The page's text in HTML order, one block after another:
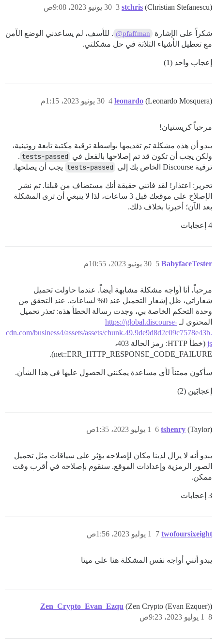
stchris (Christian Stefanescu) 30 يونيو 2023، 9:08ص 3
شكراً على الإشارة @pfaffman . للأسف، لم يساعدني الوضع الآمن
مع تعطيل الأشياء الثلاثة في حل مشكلتي.
إعجاب واحد (1)
leonardo (Leonardo Mosquera) 30 يونيو 2023، 1:15م 4
مرحباً كريستيان!
يبدو أن هذه مشكلة تم تقديمها بواسطة ترقية مكتبة تابعة روتينية،
ولكن يجب أن تكون قد تم إصلاحها بالفعل في tests-passed
.
ترقية Discourse الخاص بك إلى
tests-passed يجب أن يصلحها.
تحرير: اعتذار! لقد فاتني حقيقة أنك مستضاف من قبلنا. تم نشر
الإصلاح على موقعك قبل 3 ساعات، لذا لا ينبغي أن ترى المشكلة
بعد الآن؛ أخبرنا بخلاف ذلك.
4 إعجابات
BabyfaceTester 30 يونيو 2023، 10:55م 5
مرحباً، أنا أواجه مشكلة مشابهة أيضاً. عندما حاولت تحميل
شعاراتي، ظل إشعار التحميل عند 0% لساعات. عند التحقق من
وحدة التحكم الخاصة بي، وجدت رسالة الخطأ هذه: تعذر تحميل
المحتوى لـ https://global.discourse-
cdn.com/business4/assets/assets/chunk.49.9de9d8d2c09c7578e43b.
js
(خطأ HTTP: رمز الحالة 403،
net::ERR_HTTP_RESPONSE_CODE_FAILURE).
سأكون ممتناً لأي مساعدة يمكنني الحصول عليها في هذا الشأن.
إعجابَين (2)
tshenry (Taylor) 1 يوليو 2023، 1:35ص 6
يبدو أنه لا يزال لدينا مكان لإصلاحه يؤثر على سياقات مثل تحميل
الصور الرمزية وإعدادات الموقع. سنقوم بإصلاحه في أقرب وقت
ممكن.
3 إعجابات
twofoursixeight 1 يوليو 2023، 1:56ص 7
يبدو أنني أواجه نفس المشكلة هنا على ميتا
Zen_Crypto_Evan_Ezqu (Zen Crypto (Evan Ezquer))
1 يوليو 2023، 9:23ص
8